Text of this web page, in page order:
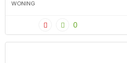
WONING
0